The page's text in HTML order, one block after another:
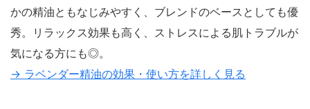
かの精油ともなじみやすく、ブレンドのベースとしても優
秀。リラックス効果も高く、ストレスによる肌トラブルが
気になる方にも◎。
→ ラベンダー精油の効果・使い方を詳しく見る